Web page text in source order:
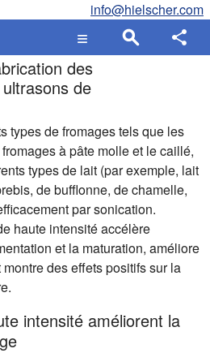
info@hielscher.com
des
de
types de fromages tels que les
à pâte molle et le caillé,
types de lait (par exemple, lait
de bufflonne, de chamelle,
par sonication.
haute intensité accélère
et la maturation, améliore
des effets positifs sur la
intensité améliorent la